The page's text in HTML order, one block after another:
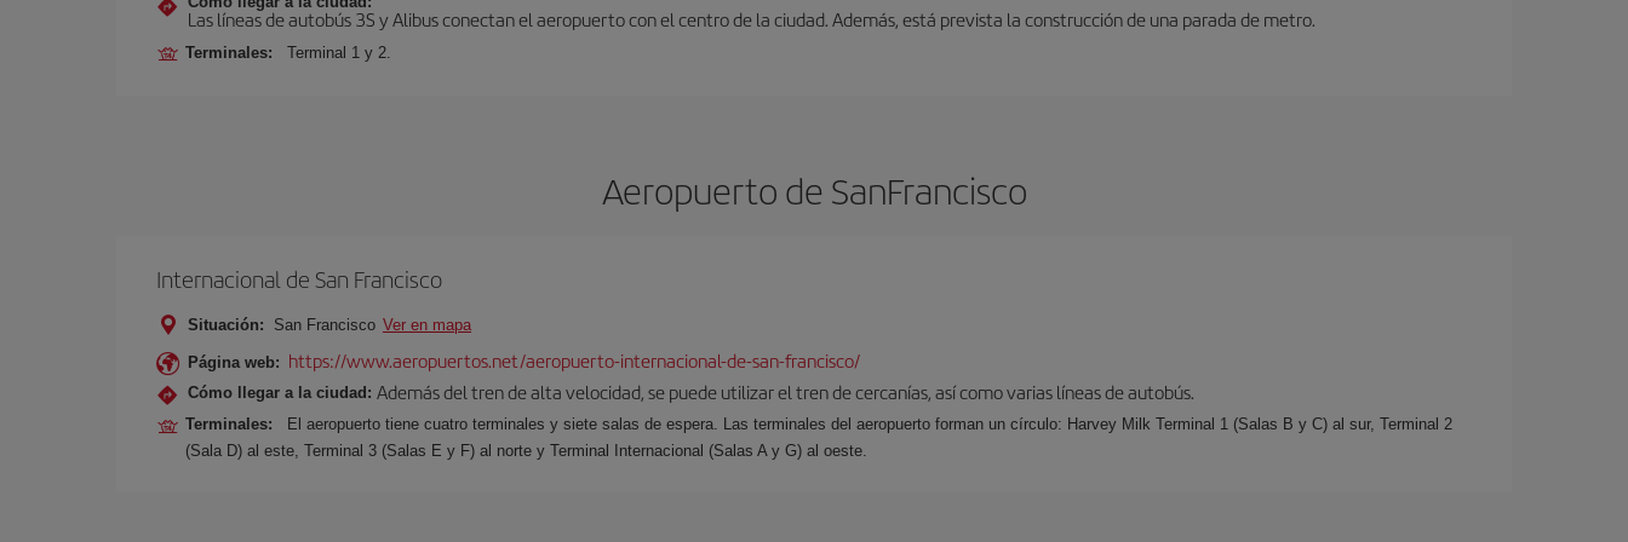
Las líneas de autobús 3S y Alibus conectan el aeropuerto con el centro de la ciudad. Además, está prevista la construcción de una parada de metro.
Terminales: Terminal 1 y 2.
Aeropuerto de SanFrancisco
Internacional de San Francisco
Situación: San Francisco Ver en mapa
Página web: https://www.aeropuertos.net/aeropuerto-internacional-de-san-francisco/
Cómo llegar a la ciudad: Además del tren de alta velocidad, se puede utilizar el tren de cercanías, así como varias líneas de autobús.
Terminales:
El aeropuerto tiene cuatro terminales y siete salas de espera. Las terminales del aeropuerto forman un círculo: Harvey Milk Terminal 1 (Salas B y C) al sur, Terminal 2
(Sala D) al este, Terminal 3 (Salas E y F) al norte y Terminal Internacional (Salas A y G) al oeste.